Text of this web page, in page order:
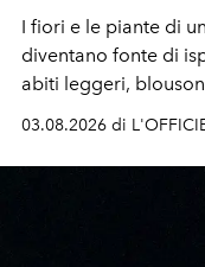
I fiori e le piante di
diventano fonte di
abiti leggeri,
03.08.2026 di